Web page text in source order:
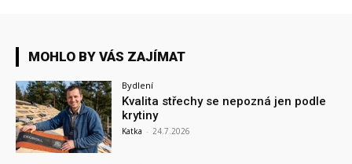
MOHLO BY VÁS ZAJÍMAT
Bydlení
Kvalita střechy se nepozná jen podle
krytiny
Katka - 24.7.2026